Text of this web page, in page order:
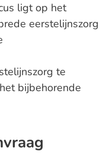
ligt op het
eerstelijnszorg
te
bijbehorende